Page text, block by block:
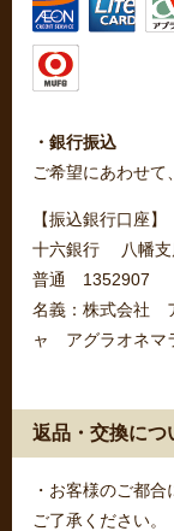
・銀行振込
ご希望にあわせて
【振込銀行口座】
十六銀行 八幡支
普通 1352907
名義：株式会社
ャ アグラオネマ
返品・交換につ
・お客様のご都
ご了承ください。